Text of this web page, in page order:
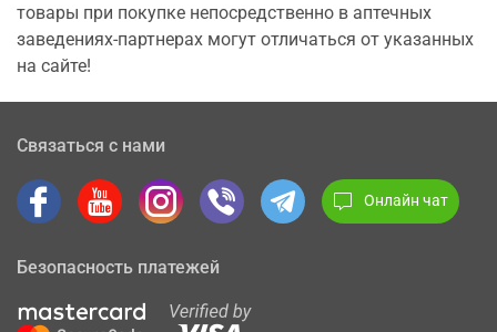
товары при покупке непосредственно в аптечных
заведениях-партнерах могут отличаться от указанных
на сайте!
Связаться с нами
Онлайн чат
Безопасность платежей